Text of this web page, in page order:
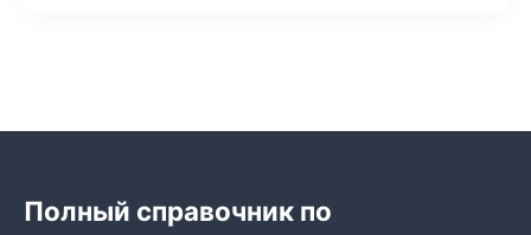
Полный справочник по